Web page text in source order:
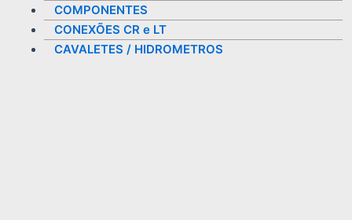
COMPONENTES
CONEXÕES CR e LT
CAVALETES / HIDROMETROS